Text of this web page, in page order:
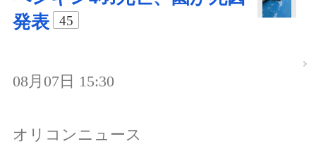
発表
45
08月07日 15:30
オリコンニュース